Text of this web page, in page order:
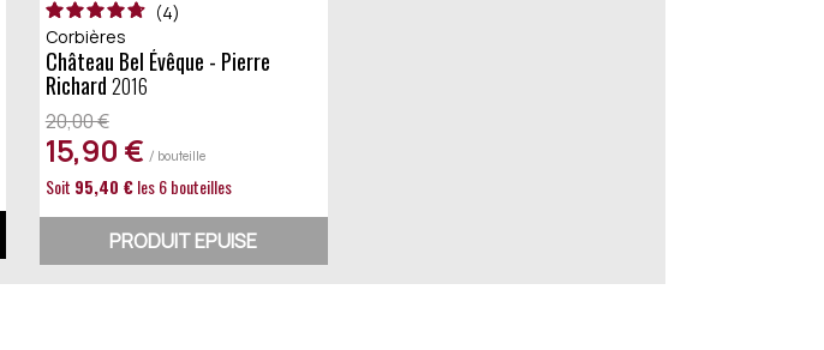
4
Corbières
Château Bel Évêque - Pierre
Richard 2016
15,90 €
20,00 €
/ bouteille
Soit 95,40 €les 6 bouteilles
PRODUIT EPUISE